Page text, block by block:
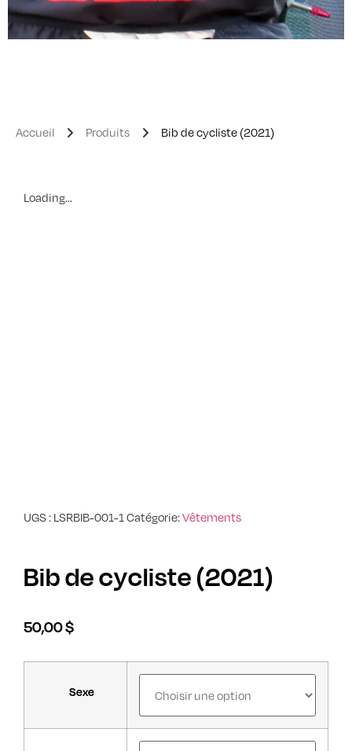
Accueil Produits Bib de cycliste (2021)
Loading...
UGS : LSRBIB-001-1Catégorie:Vêtements
Bib de cycliste (2021)
50,00$
Sexe